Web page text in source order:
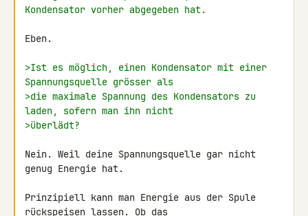
Kondensator vorher abgegeben hat.
Eben.
>Ist es möglich, einen Kondensator mit einer
Spannungsquelle grösser als
>die maximale Spannung des Kondensators zu
laden, sofern man ihn nicht
>überlädt?
Nein. Weil deine Spannungsquelle gar nicht
genug Energie hat.
Prinzipiell kann man Energie aus der Spule
rückspeisen lassen. Ob das